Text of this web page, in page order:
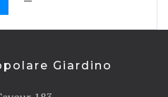
Giardino